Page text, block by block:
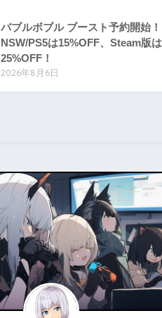
バブルボブル ブースト予約開始！
NSW/PS5は15%OFF、Steam版は
25%OFF！
2026年8月6日